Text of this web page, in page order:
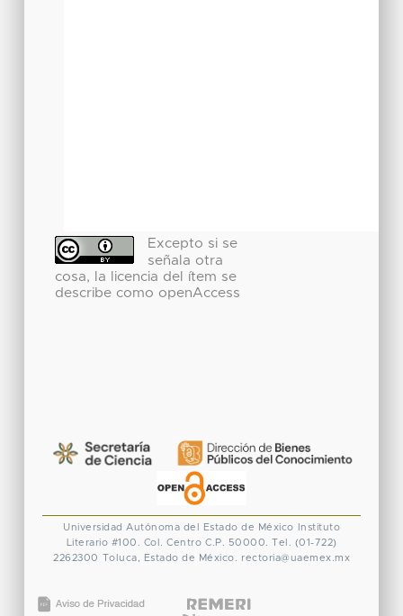
Excepto si se
señala otra
cosa, la licencia del ítem se
describe como openAccess
Universidad Autónoma del Estado de México
Instituto
Literario #100. Col. Centro C.P. 50000. Tel. (01-722)
2262300 Toluca, Estado de México. rectoria@uaemex.mx